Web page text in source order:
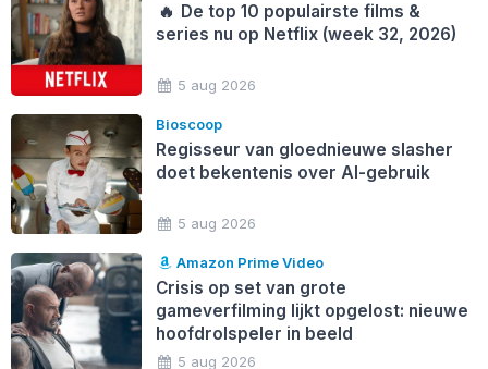
🔥 De top 10 populairste films &
series nu op Netflix (week 32, 2026)
5 aug 2026
Bioscoop
Regisseur van gloednieuwe slasher
doet bekentenis over AI-gebruik
5 aug 2026
Amazon Prime Video
Crisis op set van grote
gameverfilming lijkt opgelost: nieuwe
hoofdrolspeler in beeld
5 aug 2026